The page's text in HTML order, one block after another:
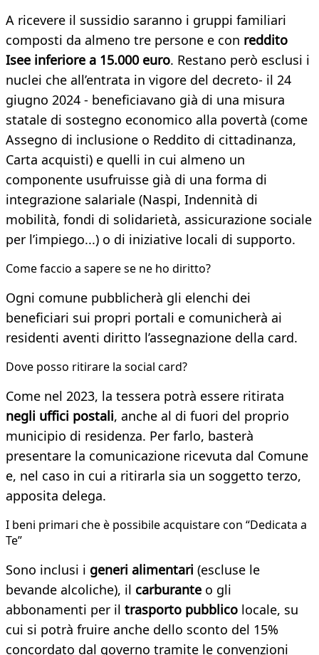
A ricevere il sussidio saranno i gruppi familiari
composti da almeno tre persone e con reddito
Isee inferiore a 15.000 euro. Restano però esclusi i
nuclei che all’entrata in vigore del decreto- il 24
giugno 2024 - beneficiavano già di una misura
statale di sostegno economico alla povertà (come
Assegno di inclusione o Reddito di cittadinanza,
Carta acquisti) e quelli in cui almeno un
componente usufruisse già di una forma di
integrazione salariale (Naspi, Indennità di
mobilità, fondi di solidarietà, assicurazione sociale
per l’impiego...) o di iniziative locali di supporto.
Come faccio a sapere se ne ho diritto?
Ogni comune pubblicherà gli elenchi dei
beneficiari sui propri portali e comunicherà ai
residenti aventi diritto l’assegnazione della card.
Dove posso ritirare la social card?
Come nel 2023, la tessera potrà essere ritirata
negli uffici postali, anche al di fuori del proprio
municipio di residenza. Per farlo, basterà
presentare la comunicazione ricevuta dal Comune
e, nel caso in cui a ritirarla sia un soggetto terzo,
apposita delega.
I beni primari che è possibile acquistare con “Dedicata a
Te”
Sono inclusi i generi alimentari (escluse le
bevande alcoliche), il carburante o gli
abbonamenti per il trasporto pubblico locale, su
cui si potrà fruire anche dello sconto del 15%
concordato dal governo tramite le convenzioni